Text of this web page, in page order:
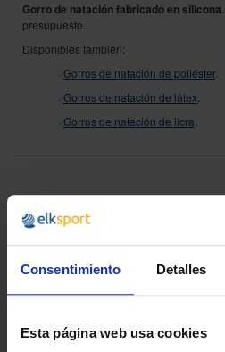
Consentimiento Detalles
Esta página web usa cookies
Gorro de natación fabricado en silicona.
presupuesto.
Disponibles también:
· Gorros de natación de poliéster.
· Gorros de natación de látex
· Gorros de natación de licra
¿POR QUÉ ELEGIRNOS?
Innovando contigo
Descubre nuestras ventajas